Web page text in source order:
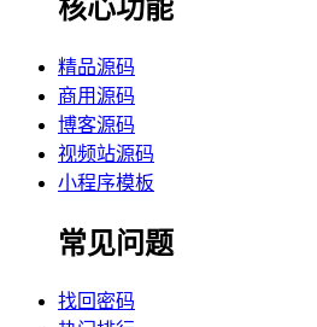
核心功能
精品源码
商用源码
博客源码
视频站源码
小程序模板
常见问题
找回密码